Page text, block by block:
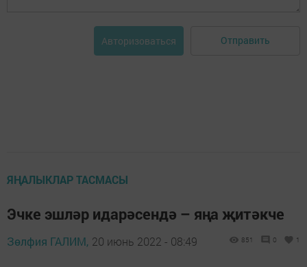
Авторизоваться Отправить
ЯҢАЛЫКЛАР ТАСМАСЫ
Эчке эшләр идарәсендә – яңа җитәкче
Зөлфия ГАЛИМ, 20 июнь 2022 - 08:49 851 0 1